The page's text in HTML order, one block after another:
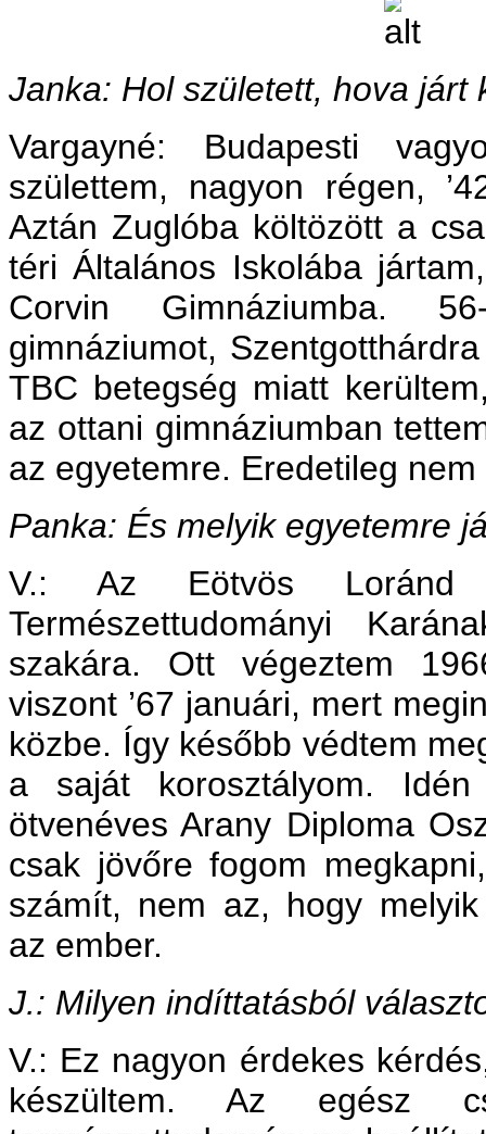
Janka: Hol született, hova járt
Vargayné: Budapesti
születtem, nagyon régen,
Aztán Zuglóba költözött a
téri Általános Iskolába
Corvin Gimnáziumba.
gimnáziumot,
TBC betegség miatt
az ottani gimnáziumban
az egyetemre. Eredetileg
Panka: És melyik egyetemre
V.: Az Eötvös Loránd
Természettudományi
szakára. Ott végeztem
viszont ’67 januári, mert
közbe. Így később védtem
a saját korosztályom.
ötvenéves Arany Diploma
csak jövőre fogom
számít, nem az, hogy
az ember.
J.: Milyen indíttatásból
V.: Ez nagyon érdekes
készültem. Az egész